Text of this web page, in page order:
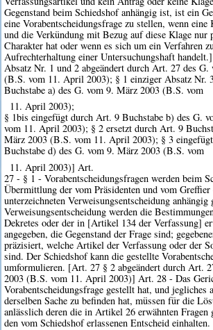
Gegenstand beim Schiedshof anhängig ist, ist ein
eine Vorabentscheidungsfrage zu stellen, wenn
und die Verkündung mit Bezug auf diese Klage nur
Charakter hat oder wenn es sich um ein Verfahren
Aufrechterhaltung einer Untersuchungshaft
Absatz Nr. 1 und 2 abgeändert durch Art. 27 des
(B.S. vom 11. April 2003); § 1 einziger Absatz Nr.
Buchstabe a) des G. vom 9. März 2003 (B.S. vom
11. April 2003);
§ 1bis eingefügt durch Art. 9 Buchstabe b) des G.
vom 11. April 2003); § 2 ersetzt durch Art. 9
März 2003 (B.S. vom 11. April 2003); § 3
Buchstabe d) des G. vom 9. März 2003 (B.S. vom
11. April 2003)] Art.
27 - § 1 - Vorabentscheidungsfragen werden beim
Übermittlung der vom Präsidenten und vom Greffier
unterzeichneten Verweisungsentscheidung
Verweisungsentscheidung werden die
Dekretes oder der in [Artikel 134 der Verfassung]
angegeben, die Gegenstand der Frage sind;
präzisiert, welche Artikel der Verfassung oder der
sind. Der Schiedshof kann die gestellte
umformulieren. [Art. 27 § 2 abgeändert durch Art.
2003 (B.S. vom 11. April 2003)] Art. 28 - Das
Vorabentscheidungsfrage gestellt hat, und jegliches
derselben Sache zu befinden hat, müssen für die
anlässlich deren die in Artikel 26 erwähnten Fragen
den vom Schiedshof erlassenen Entscheid einhalten.